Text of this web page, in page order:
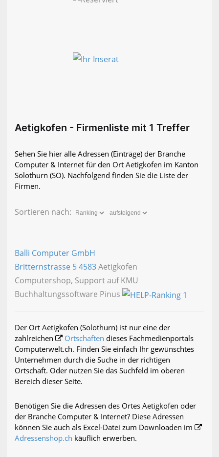
Aetigkofen - Firmenliste mit 1 Treffer
Sehen Sie hier alle Adressen (Einträge) der Branche
Computer & Internet für den Ort Aetigkofen im Kanton
Solothurn (SO). Nachfolgend finden Sie die Liste der
Firmen.
Sortieren nach:
Balli Computer GmbH
Britternstrasse 54583Aetigkofen
Computershop, Support auf KMU
Buchhaltungssoftware Pinus
Der Ort Aetigkofen (Solothurn) ist nur eine der
zahlreichen
Ortschaften dieses Fachmedienportals
Computerwelt.ch. Finden Sie einfach Ihr gewünschtes
Unternehmen durch die Suche in der richtigen
Ortschaft. Oder nutzen Sie das Suchfeld im oberen
Bereich dieser Seite.
Benötigen Sie die Adressen des Ortes Aetigkofen oder
der Branche Computer & Internet? Diese Adressen
können Sie auch als Excel-Datei zum Downloaden im
Adressenshop.ch käuflich erwerben.